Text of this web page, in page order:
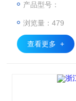
结构。同时，材
在复杂的地下环境
产品型号：
浏览量：479
查看更多 +